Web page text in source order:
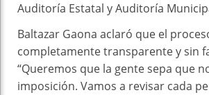
Auditoría Estatal y Auditoría
Baltazar Gaona aclaró que el
completamente transparente y sin
“Queremos que la gente sepa que
imposición. Vamos a revisar cada